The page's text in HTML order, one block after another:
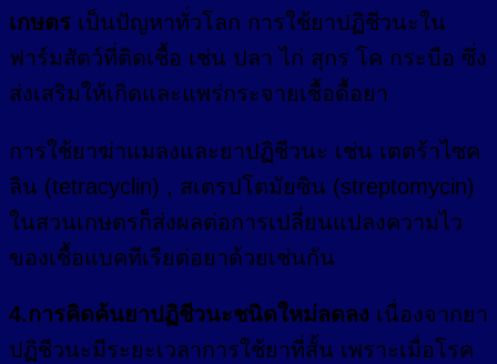
เกษตร เป็นปัญหาทั่วโลก การใช้ยาปฏิชีวนะใน
ฟาร์มสัตว์ที่ติดเชื้อ เช่น ปลา ไก่ สุกร โค กระบือ ซึ่ง
ส่งเสริมให้เกิดและแพร่กระจายเชื้อดื้อยา
การใช้ยาฆ่าแมลงและยาปฏิชีวนะ เช่น เตตร้าไซค
ลิน (tetracyclin) , สเตรปโตมัยซิน (streptomycin)
ในสวนเกษตรก็ส่งผลต่อการเปลี่ยนแปลงความไว
ของเชื้อแบคทีเรียต่อยาด้วยเช่นกัน
4.การคิดค้นยาปฏิชีวนะชนิดใหม่ลดลง เนื่องจากยา
ปฏิชีวนะมีระยะเวลาการใช้ยาที่สั้น เพราะเมื่อโรค